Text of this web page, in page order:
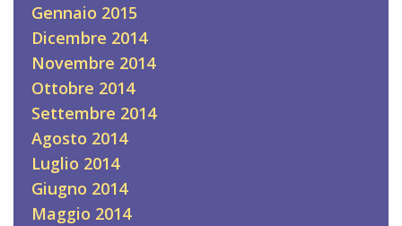
Gennaio 2015
Dicembre 2014
Novembre 2014
Ottobre 2014
Settembre 2014
Agosto 2014
Luglio 2014
Giugno 2014
Maggio 2014